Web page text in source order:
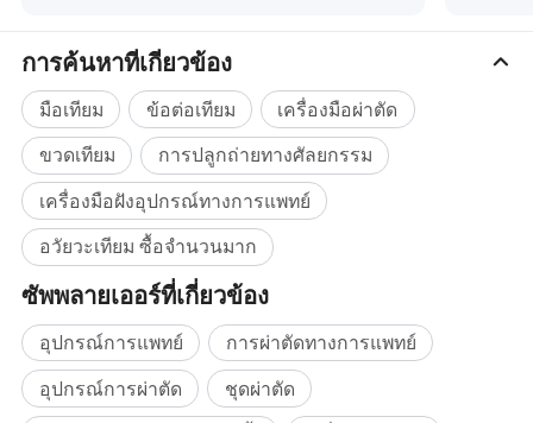
การค้นหาที่เกี่ยวข้อง
มือเทียม ข้อต่อเทียม
เครื่องมือผ่าตัด
ขวดเทียม
การปลูกถ่ายทางศัลยกรรม
เครื่องมือฝังอุปกรณ์ทางการแพทย์
อวัยวะเทียม ซื้อจำนวนมาก
ซัพพลายเออร์ที่เกี่ยวข้อง
อุปกรณ์การแพทย์
การผ่าตัดทางการแพทย์
อุปกรณ์การผ่าตัด
ชุดผ่าตัด